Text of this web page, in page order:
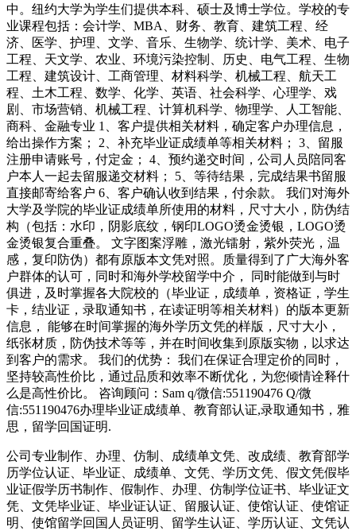
中。纽约大学为学生们提供本科、硕士及博士学位。学校的专
业课程包括：会计学、MBA、财务、教育、建筑工程、经
济、医学、护理、文学、音乐、生物学、统计学、美术、电子
工程、天文学、农业、环境污染控制、历史、电气工程、生物
工程、建筑设计、工商管理、材料科学、机械工程、航天工
程、土木工程、数学、化学、英语、社会科学、心理学、戏
剧、市场营销、机械工程、计算机科学、物理学、人工智能、
商科、金融专业 1、客户提供相关材料，确定客户办理信息，
给出操作方案； 2、补充毕业证成绩单等相关材料； 3、留服
注册申请账号，付定金； 4、预约递交时间，公司人员陪同客
户本人一起去留服递交材料； 5、等待结果，完成结果书留服
直接邮寄给客户 6、客户确认收到结果，付余款。 我们对海外
大学及学院的毕业证成绩单所使用的材料，尺寸大小，防伪结
构（包括：水印，阴影底纹，钢印LOGO烫金烫银，LOGO烫
金烫银复合重叠。 文字图案浮雕，激光镭射，紫外荧光，温
感，复印防伪）都有原版本文凭对照。质量得到了广大海外客
户群体的认可，同时和海外学校留学中介， 同时能做到与时
俱进，及时掌握各大院校的（毕业证，成绩单，资格证，学生
卡，结业证，录取通知书，在读证明等相关材料）的版本更新
信息， 能够在时间掌握的海外学历文凭的样版，尺寸大小，
纸张材质，防伪技术等等，并在时间收集到原版实物，以求达
到客户的需求。 我们的优势： 我们在保证合理定价的同时，
坚持较高性价比，通过品质和效率不断优化，为您倾情诠释什
么是高性价比。 咨询顾问：Sam q/微信:551190476 Q/微
信:551190476办理毕业证成绩单、教育部认证,录取通知书，雅
思，留学回国证明.
公司专业制作、办理、仿制、成绩单文凭、改成绩、教育部学
历学位认证、毕业证、成绩单、文凭、学历文凭、假文凭假毕
业证假学历书制作、假制作、办理、仿制学位证书、毕业证文
凭、文凭毕业证、毕业证认证、留服认证、使馆认证、使馆证
明、使馆留学回国人员证明、留学生认证、学历认证、文凭认